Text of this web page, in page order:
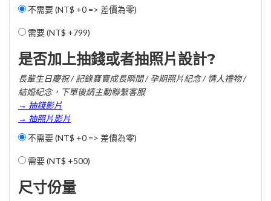
不需要 (NT$ +0 => 差價為零)
需要 (NT$ +799)
是否加上抽錢或者抽照片設計?
長輩生日慶祝 / 記錄寶寶成長瞬間 / 孕期照片紀念 / 情人禮物 /
結婚紀念，下單後請主動聯繫客服
→ 抽錢影片
→ 抽照片影片
不需要 (NT$ +0 => 差價為零)
需要 (NT$ +500)
尺寸份量